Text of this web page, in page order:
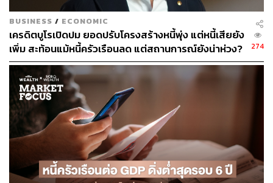
BUSINESS / ECONOMIC
เครดิตบูโรเปิดปม ยอดปรับโครงสร้างหนี้พุ่ง แต่หนี้เสียยัง
เพิ่ม สะท้อนแม้หนี้ครัวเรือนลด แต่สถานการณ์ยังน่าห่วง?
274